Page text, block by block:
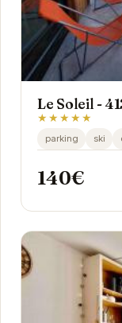
Le Soleil -
★★★★★
parking ski
140€